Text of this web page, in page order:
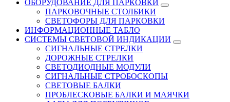
ОБОРУДОВАНИЕ ДЛЯ ПАРКОВКИ
ПАРКОВОЧНЫЕ СТОЛБИКИ
СВЕТОФОРЫ ДЛЯ ПАРКОВКИ
ИНФОРМАЦИОННЫЕ ТАБЛО
CИСТЕМЫ СВЕТОВОЙ ИНДИКАЦИИ
СИГНАЛЬНЫЕ СТРЕЛКИ
ДОРОЖНЫЕ СТРЕЛКИ
СВЕТОДИОДНЫЕ МОДУЛИ
СИГНАЛЬНЫЕ СТРОБОСКОПЫ
СВЕТОВЫЕ БАЛКИ
ПРОБЛЕСКОВЫЕ БАЛКИ И МАЯЧКИ